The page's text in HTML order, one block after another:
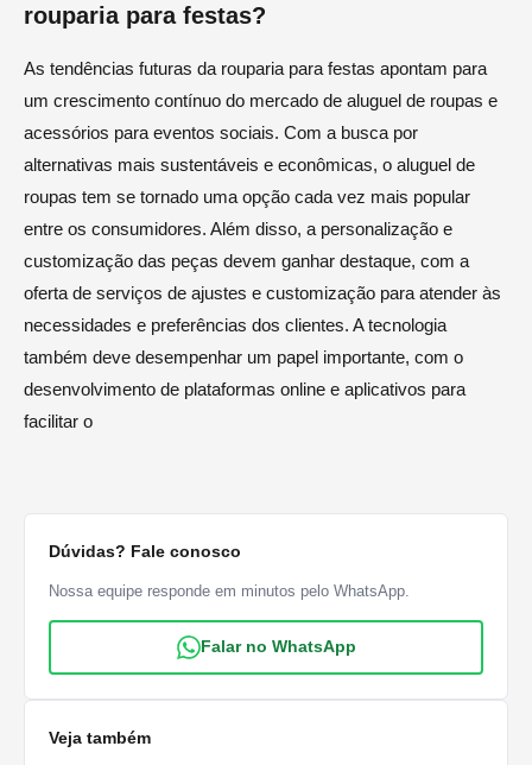
rouparia para festas?
As tendências futuras da rouparia para festas apontam para
um crescimento contínuo do mercado de aluguel de roupas e
acessórios para eventos sociais. Com a busca por
alternativas mais sustentáveis e econômicas, o aluguel de
roupas tem se tornado uma opção cada vez mais popular
entre os consumidores. Além disso, a personalização e
customização das peças devem ganhar destaque, com a
oferta de serviços de ajustes e customização para atender às
necessidades e preferências dos clientes. A tecnologia
também deve desempenhar um papel importante, com o
desenvolvimento de plataformas online e aplicativos para
facilitar o
Dúvidas? Fale conosco
Nossa equipe responde em minutos pelo WhatsApp.
Falar no WhatsApp
Veja também